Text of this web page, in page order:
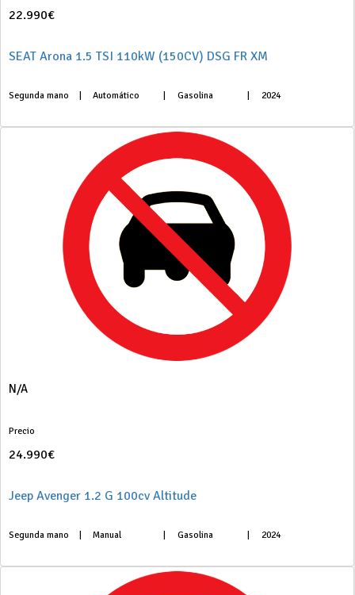
22.990€
SEAT Arona 1.5 TSI 110kW (150CV) DSG FR XM
Segunda mano Automático Gasolina 2024
N/A
Precio
24.990€
Jeep Avenger 1.2 G 100cv Altitude
Segunda mano Manual Gasolina 2024